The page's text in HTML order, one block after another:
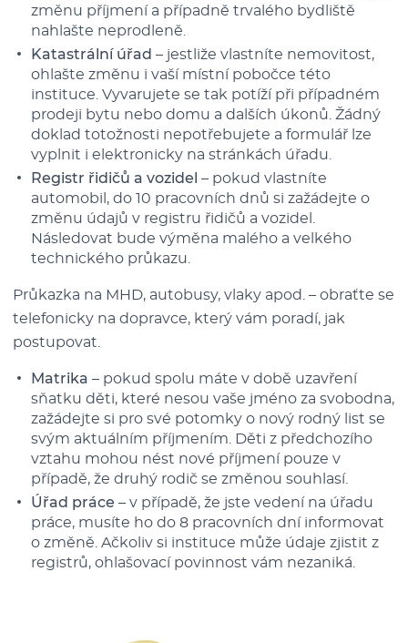
změnu příjmení a případně trvalého bydliště
nahlašte neprodleně.
Katastrální úřad – jestliže vlastníte nemovitost,
ohlašte změnu i vaší místní pobočce této
instituce. Vyvarujete se tak potíží při případném
prodeji bytu nebo domu a dalších úkonů. Žádný
doklad totožnosti nepotřebujete a formulář lze
vyplnit i elektronicky na stránkách úřadu.
Registr řidičů a vozidel – pokud vlastníte
automobil, do 10 pracovních dnů si zažádejte o
změnu údajů v registru řidičů a vozidel.
Následovat bude výměna malého a velkého
technického průkazu.
Průkazka na MHD, autobusy, vlaky apod. – obraťte se
telefonicky na dopravce, který vám poradí, jak
postupovat.
Matrika – pokud spolu máte v době uzavření
sňatku děti, které nesou vaše jméno za svobodna,
zažádejte si pro své potomky o nový rodný list se
svým aktuálním příjmením. Děti z předchozího
vztahu mohou nést nové příjmení pouze v
případě, že druhý rodič se změnou souhlasí.
Úřad práce – v případě, že jste vedení na úřadu
práce, musíte ho do 8 pracovních dní informovat
o změně. Ačkoliv si instituce může údaje zjistit z
registrů, ohlašovací povinnost vám nezaniká.